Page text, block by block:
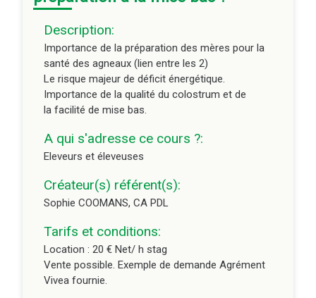
Description:
Importance de la préparation des mères pour la
santé des agneaux (lien entre les 2)
Le risque majeur de déficit énergétique.
Importance de la qualité du colostrum et de
la facilité de mise bas.
A qui s'adresse ce cours ?:
Eleveurs et éleveuses
Créateur(s) référent(s):
Sophie COOMANS, CA PDL
Tarifs et conditions:
Location : 20 € Net/ h stag
Vente possible. Exemple de demande Agrément
Vivea fournie.
Editeur du cours :CA PDL
Durée du module à distance :